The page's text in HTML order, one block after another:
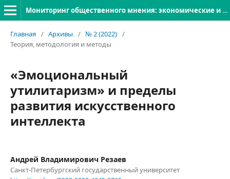
Мониторинг общественного мнения: экономические и социальные перемены
Главная / Архивы / № 2 (2022) /
Теория, методология и методы
«Эмоциональный
утилитаризм» и пределы
развития искусственного
интеллекта
Андрей Владимирович Резаев
Санкт-Петербургский государственный университет